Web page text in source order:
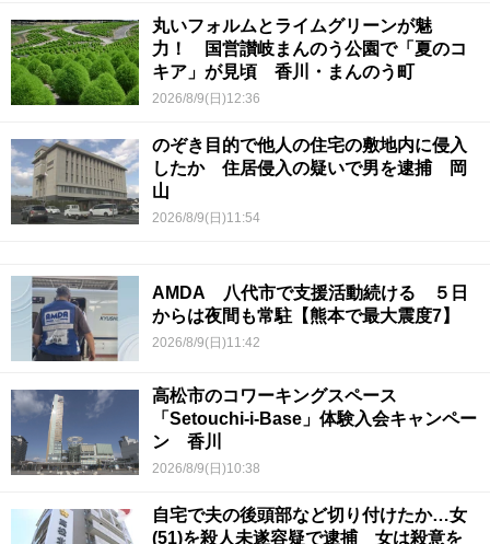
丸いフォルムとライムグリーンが魅
力！ 国営讃岐まんのう公園で「夏のコ
キア」が見頃 香川・まんのう町
2026/8/9(日)12:36
のぞき目的で他人の住宅の敷地内に侵入
したか 住居侵入の疑いで男を逮捕 岡
山
2026/8/9(日)11:54
AMDA 八代市で支援活動続ける ５日
からは夜間も常駐【熊本で最大震度7】
2026/8/9(日)11:42
高松市のコワーキングスペース
「Setouchi-i-Base」体験入会キャンペー
ン 香川
2026/8/9(日)10:38
自宅で夫の後頭部など切り付けたか…女
(51)を殺人未遂容疑で逮捕 女は殺意を